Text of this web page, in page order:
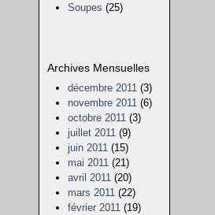
Soupes (25)
Archives Mensuelles
décembre 2011 (3)
novembre 2011 (6)
octobre 2011 (3)
juillet 2011 (9)
juin 2011 (15)
mai 2011 (21)
avril 2011 (20)
mars 2011 (22)
février 2011 (19)